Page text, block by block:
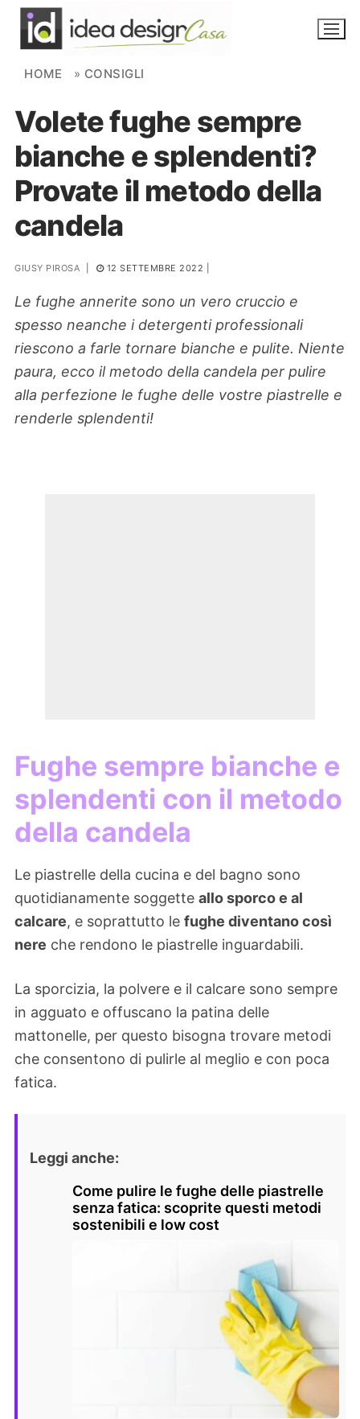
Skip to content
NOVITÀ
AMBIENTI
FAI DA TE
PIANTE
Ortaggio
HOME » CONSIGLI
Volete fughe sempre
bianche e splendenti?
Provate il metodo della
candela
GIUSY PIROSA 12 SETTEMBRE 2022
Le fughe annerite sono un vero cruccio e
spesso neanche i detergenti professionali
riescono a farle tornare bianche e pulite. Niente
paura, ecco il metodo della candela per pulire
alla perfezione le fughe delle vostre piastrelle e
renderle splendenti!
Fughe sempre bianche e
splendenti con il metodo
della candela
Le piastrelle della cucina e del bagno sono
quotidianamente soggette allo sporco e al
calcare, e soprattutto le fughe diventano così
nere che rendono le piastrelle inguardabili.
La sporcizia, la polvere e il calcare sono sempre
in agguato e offuscano la patina delle
mattonelle, per questo bisogna trovare metodi
che consentono di pulirle al meglio e con poca
fatica.
Leggi anche:
Come pulire le fughe delle piastrelle
senza fatica: scoprite questi metodi
sostenibili e low cost